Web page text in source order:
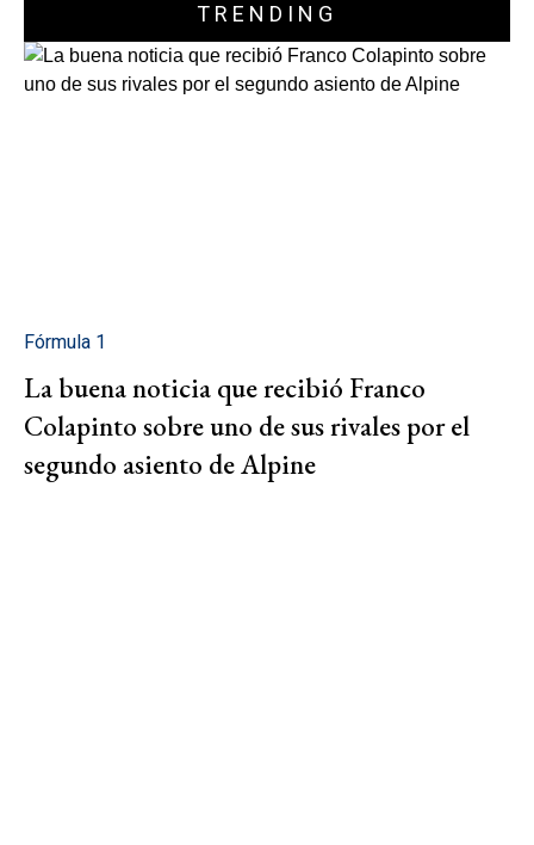
TRENDING
Fórmula 1
La buena noticia que recibió Franco
Colapinto sobre uno de sus rivales por el
segundo asiento de Alpine